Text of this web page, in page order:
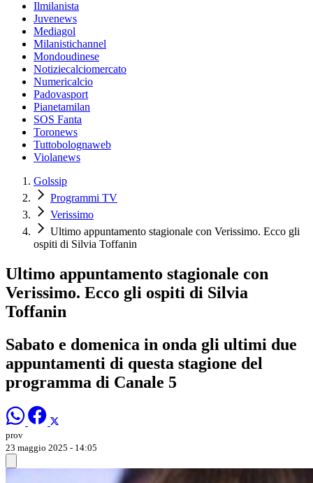
Ilmilanista
Juvenews
Mediagol
Milanistichannel
Mondoudinese
Notiziecalciomercato
Numericalcio
Padovasport
Pianetamilan
SOS Fanta
Toronews
Tuttobolognaweb
Violanews
Golssip
Programmi TV
Verissimo
Ultimo appuntamento stagionale con Verissimo. Ecco gli
ospiti di Silvia Toffanin
Ultimo appuntamento stagionale con
Verissimo. Ecco gli ospiti di Silvia
Toffanin
Sabato e domenica in onda gli ultimi due
appuntamenti di questa stagione del
programma di Canale 5
prov
23 maggio 2025 - 14:05